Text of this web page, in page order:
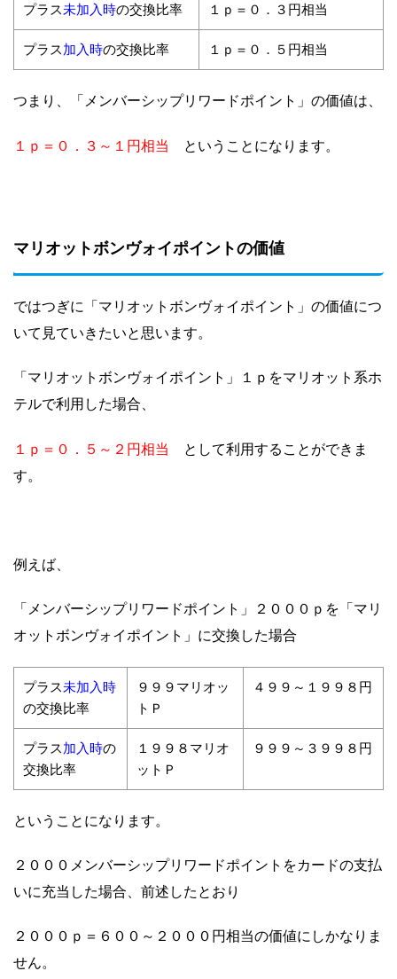
プラス未加入時の交換比率 １ｐ＝０．３円相当
プラス加入時の交換比率 １ｐ＝０．５円相当
つまり、「メンバーシップリワードポイント」の価値は、
１ｐ＝０．３～１円相当 ということになります。
マリオットボンヴォイポイントの価値
ではつぎに「マリオットボンヴォイポイント」の価値につ
いて見ていきたいと思います。
「マリオットボンヴォイポイント」１ｐをマリオット系ホ
テルで利用した場合、
１ｐ＝０．５～２円相当
として利用することができま
す。
例えば、
「メンバーシップリワードポイント」２０００ｐを「マリ
オットボンヴォイポイント」に交換した場合
プラス未加入時
の交換比率
９９９マリオッ
トＰ
４９９～１９９８円
プラス加入時の
交換比率
１９９８マリオ
ットＰ
９９９～３９９８円
ということになります。
２０００メンバーシップリワードポイントをカードの支払
いに充当した場合、前述したとおり
２０００ｐ＝６００～２０００円相当の価値にしかなりま
せん。